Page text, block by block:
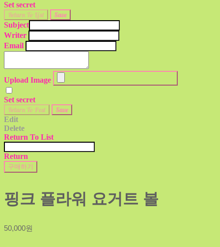
Set secret
Return To List Save
Subject
Writer
Email
Upload Image
Set secret
Return To Post Save
Edit
Delete
Return To List
Return
구매하기
핑크 플라워 요거트 볼
50,000원